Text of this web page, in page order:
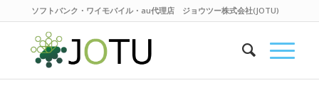
ソフトバンク・ワイモバイル・au代理店 ジョウツー株式会社(JOTU)